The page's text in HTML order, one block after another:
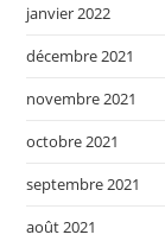
janvier 2022
décembre 2021
novembre 2021
octobre 2021
septembre 2021
août 2021